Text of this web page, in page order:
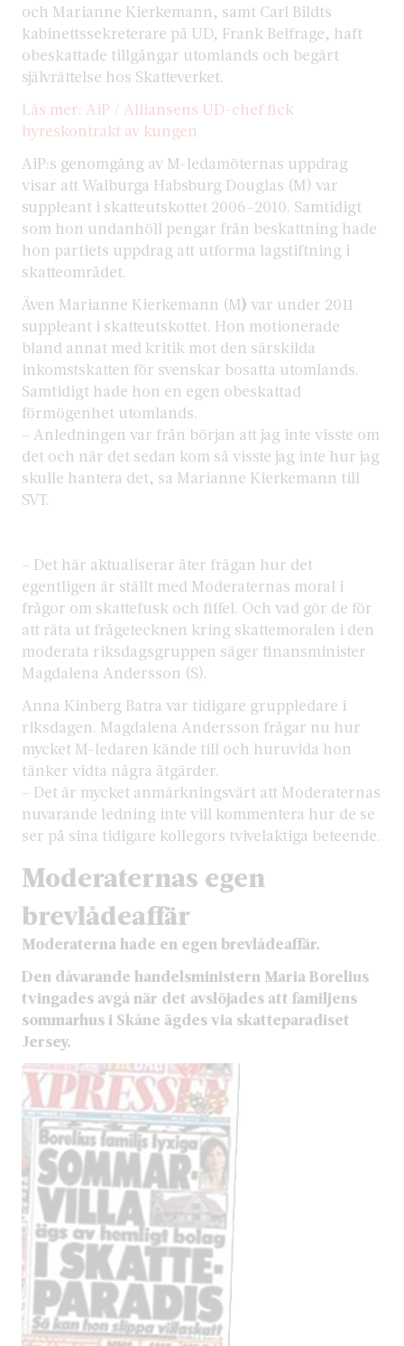
och Marianne Kierkemann, samt Carl Bildts
kabinettssekreterare på UD, Frank Belfrage, haft
obeskattade tillgångar utomlands och begärt
självrättelse hos Skatteverket.
Läs mer: AiP / Alliansens UD-chef fick
hyreskontrakt av kungen
AiP:s genomgång av M-ledamöternas uppdrag
visar att Walburga Habsburg Douglas (M) var
suppleant i skatteutskottet 2006–2010. Samtidigt
som hon undanhöll pengar från beskattning hade
hon partiets uppdrag att utforma lagstiftning i
skatteområdet.
Även Marianne Kierkemann (M) var under 2011
suppleant i skatte­utskottet. Hon motionerade
bland annat med kritik mot den särskilda
inkomstskatten för svenskar bosatta utomlands.
Samtidigt hade hon en egen obeskattad
förmögenhet utomlands.
– Anledningen var från början att jag inte visste om
det och när det sedan kom så visste jag inte hur jag
skulle hantera det, sa Marianne Kierkemann till
SVT.
– Det här aktualiserar åter frågan hur det
egentligen är ställt med Moderaternas moral i
frågor om skattefusk och fiffel. Och vad gör de för
att räta ut frågetecknen kring skattemoralen i den
moderata riksdagsgruppen säger finansminister
Magdalena Andersson (S).
Anna Kinberg Batra var tidigare gruppledare i
riksdagen. Magdalena Andersson frågar nu hur
mycket M-ledaren kände till och huruvida hon
tänker vidta några åtgärder.
– Det är mycket anmärkningsvärt att Moderaternas
nuvarande ledning inte vill kommentera hur de se
ser på sina tidigare kollegors tvivelaktiga beteende.
Moderaternas egen
brevlådeaffär
Moderaterna hade en egen brevlådeaffär.
Den dåvarande handelsministern Maria Borelius
tvingades avgå när det avslöjades att familjens
sommarhus i Skåne ägdes via skatteparadiset
Jersey.